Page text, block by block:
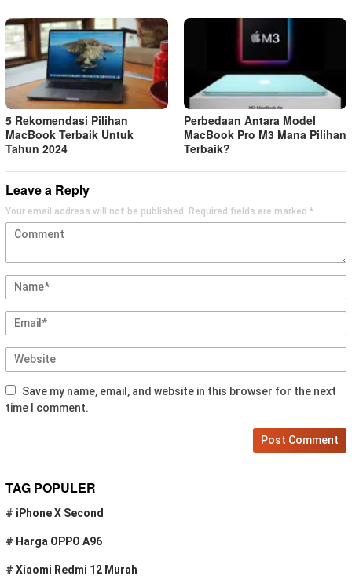
5 Rekomendasi Pilihan
MacBook Terbaik Untuk
Tahun 2024
Perbedaan Antara Model
MacBook Pro M3 Mana Pilihan
Terbaik?
Leave a Reply
Your email address will not be published. Required fields are marked *
Save my name, email, and website in this browser for the next
time I comment.
TAG POPULER
# iPhone X Second
# Harga OPPO A96
# Xiaomi Redmi 12 Murah